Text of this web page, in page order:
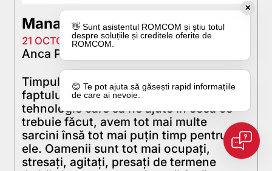
Managementul Timpului (I)
21 OCTOMBRIE 2010
Anca Pop
Timpul parcă se comprimă, şi în ciuda
faptului că deţinem tot mai multă
tehnologie care să ne ajute în ceea ce
trebuie făcut, avem tot mai multe
sarcini însă tot mai puţin timp pentru
ele. Oamenii sunt tot mai ocupaţi,
stresaţi, agitaţi, presaţi de termene
✕
👋 Sunt asistentul ROMCOM și știu totul
despre soluțiile și creditele oferite de
ROMCOM.
😊 Te pot ajuta să găsești rapid informațiile
de care ai nevoie.